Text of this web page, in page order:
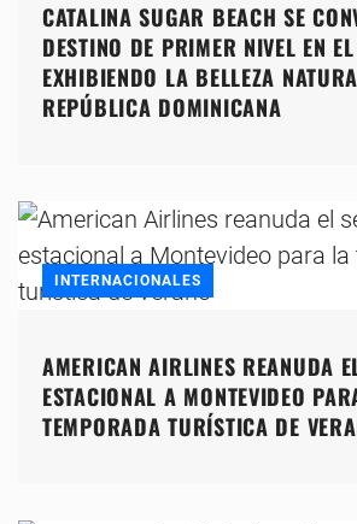
CATALINA SUGAR BEACH SE
DESTINO DE PRIMER NIVEL EN
EXHIBIENDO LA BELLEZA
REPÚBLICA DOMINICANA
INTERNACIONALES
AMERICAN AIRLINES REANUDA
ESTACIONAL A MONTEVIDEO
TEMPORADA TURÍSTICA DE